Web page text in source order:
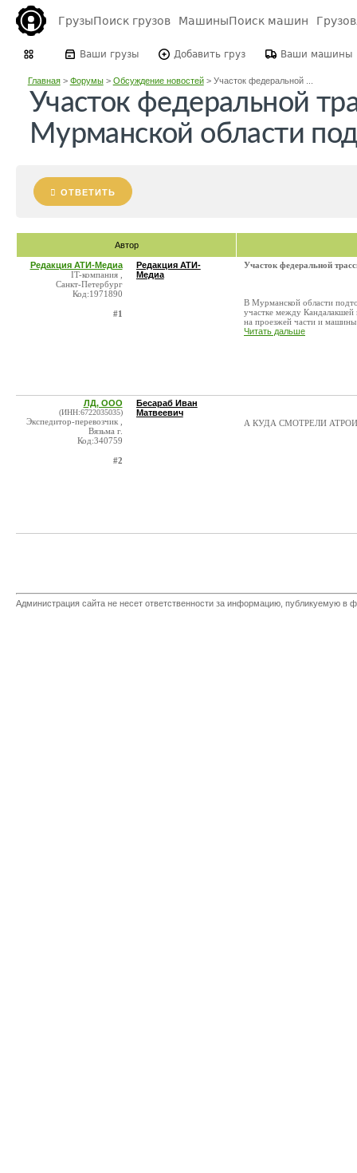
ГрузыПоиск грузов МашиныПоиск машин
Ваши грузы Добавить груз Ваши машины
Главная> Форумы> Обсуждение новостей> Участок федеральной ...
Участок федеральной
Мурманской области
ОТВЕТИТЬ
Автор
Редакция АТИ-Медиа
IT-компания ,
Санкт-Петербург
Код:1971890
#1
Редакция АТИ-
Медиа
Участок федеральной
В Мурманской области
участке между
на проезжей части и
Читать дальше
ЛД, ООО
(ИНН:6722035035)
Экспедитор-перевозчик ,
Вязьма г.
Код:340759
#2
Бесараб Иван
Матвеевич
А КУДА СМОТРЕЛИ
Администрация сайта не несет ответственности за информацию, публикуемую